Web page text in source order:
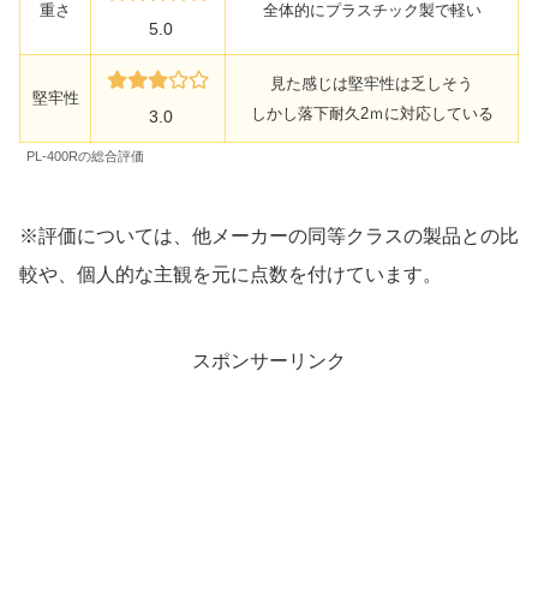
重さ
5.0
全体的にプラスチック製で軽い
堅牢性
3.0
見た感じは堅牢性は乏しそう
しかし落下耐久2ｍに対応している
PL-400Rの総合評価
※評価については、他メーカーの同等クラスの製品との比
較や、個人的な主観を元に点数を付けています。
スポンサーリンク